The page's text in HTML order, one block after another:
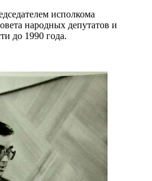
исполкома
народных депутатов и
до 1990 года.